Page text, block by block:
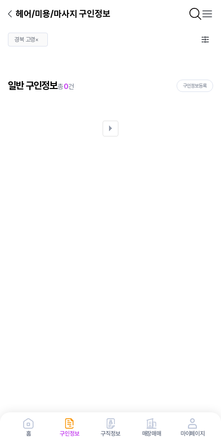
헤어/미용/마사지 구인정보
경북 고령×
일반 구인정보총0건 구인정보등록
홈 구인정보 구직정보 매장매매 마이페이지